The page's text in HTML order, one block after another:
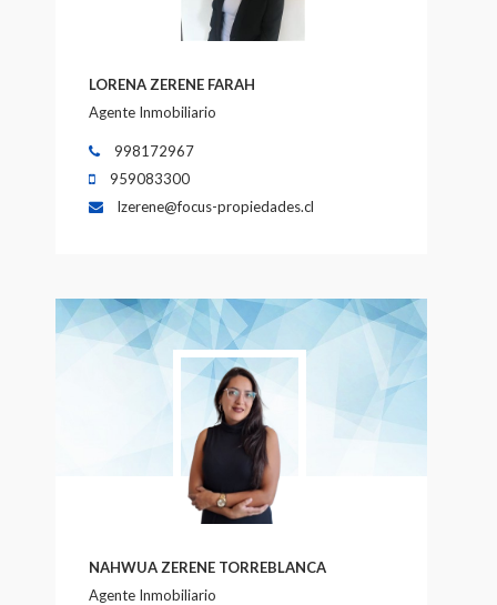
LORENA ZERENE FARAH
Agente Inmobiliario
998172967
959083300
lzerene@focus-propiedades.cl
NAHWUA ZERENE TORREBLANCA
Agente Inmobiliario